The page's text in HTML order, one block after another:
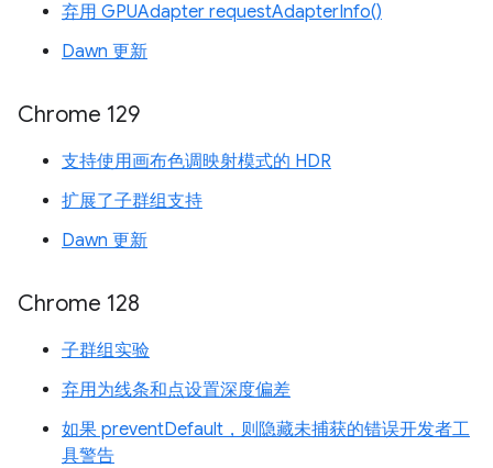
弃用 GPUAdapter requestAdapterInfo()
Dawn 更新
Chrome 129
支持使用画布色调映射模式的 HDR
扩展了子群组支持
Dawn 更新
Chrome 128
子群组实验
弃用为线条和点设置深度偏差
如果 preventDefault，则隐藏未捕获的错误开发者工
具警告